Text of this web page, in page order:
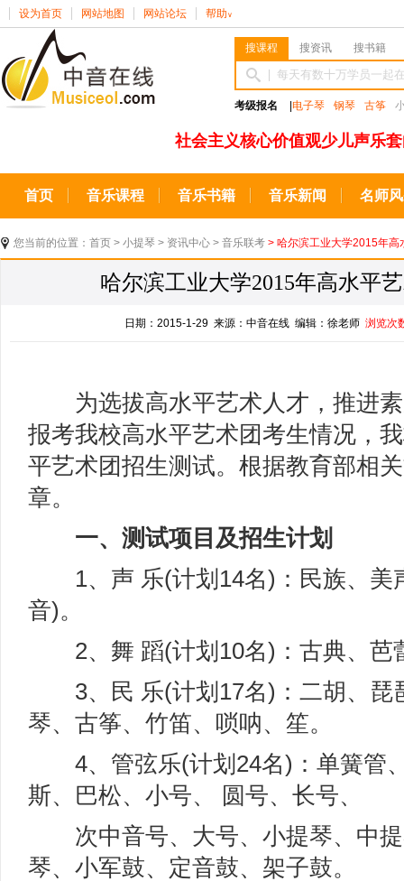
设为首页 网站地图 网站论坛 帮助 ∨
搜课程 搜资讯 搜书籍
考级报名 电子琴 钢琴 古筝
社会主义核心价值观少儿声乐
首页 音乐课程 音乐书籍 音乐新闻 名师
您当前的位置： 首页 > 小提琴 > 资讯中心 > 音乐联考 > 哈尔滨工业大学2015年高
哈尔滨工业大学2015年高水平
日期：2015-1-29 来源：中音在线 编辑：徐老师浏览次
为选拔高水平艺术人才，推进素
报考我校高水平艺术团考生情况，
平艺术团招生测试。根据教育部相
章。
一、测试项目及招生计划
1、声 乐(计划14名)：民族、美
音)。
2、舞 蹈(计划10名)：古典、芭
3、民 乐(计划17名)：二胡、琵
琴、古筝、竹笛、唢呐、笙。
4、管弦乐(计划24名)：单簧管
斯、巴松、小号、 圆号、长号、
次中音号、大号、小提琴、中提
琴、小军鼓、定音鼓、架子鼓。